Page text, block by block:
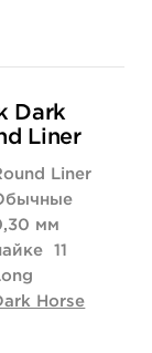
Dark
Liner
Liner
мм
11
Horse